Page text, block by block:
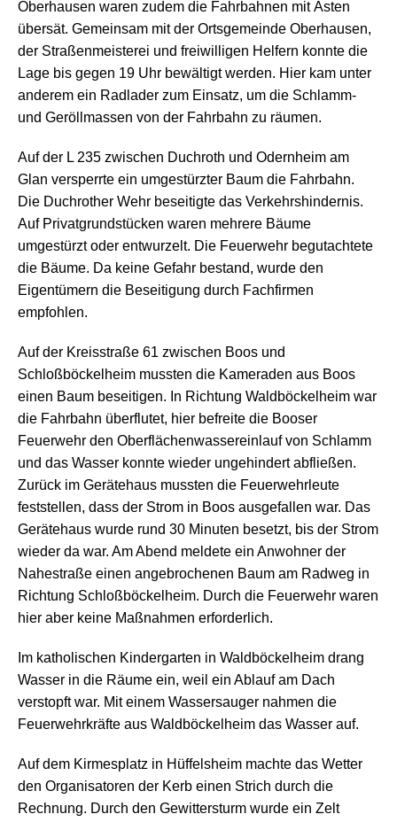
Oberhausen waren zudem die Fahrbahnen mit Ästen
übersät. Gemeinsam mit der Ortsgemeinde Oberhausen,
der Straßenmeisterei und freiwilligen Helfern konnte die
Lage bis gegen 19 Uhr bewältigt werden. Hier kam unter
anderem ein Radlader zum Einsatz, um die Schlamm-
und Geröllmassen von der Fahrbahn zu räumen.
Auf der L 235 zwischen Duchroth und Odernheim am
Glan versperrte ein umgestürzter Baum die Fahrbahn.
Die Duchrother Wehr beseitigte das Verkehrshindernis.
Auf Privatgrundstücken waren mehrere Bäume
umgestürzt oder entwurzelt. Die Feuerwehr begutachtete
die Bäume. Da keine Gefahr bestand, wurde den
Eigentümern die Beseitigung durch Fachfirmen
empfohlen.
Auf der Kreisstraße 61 zwischen Boos und
Schloßböckelheim mussten die Kameraden aus Boos
einen Baum beseitigen. In Richtung Waldböckelheim war
die Fahrbahn überflutet, hier befreite die Booser
Feuerwehr den Oberflächenwassereinlauf von Schlamm
und das Wasser konnte wieder ungehindert abfließen.
Zurück im Gerätehaus mussten die Feuerwehrleute
feststellen, dass der Strom in Boos ausgefallen war. Das
Gerätehaus wurde rund 30 Minuten besetzt, bis der Strom
wieder da war. Am Abend meldete ein Anwohner der
Nahestraße einen angebrochenen Baum am Radweg in
Richtung Schloßböckelheim. Durch die Feuerwehr waren
hier aber keine Maßnahmen erforderlich.
Im katholischen Kindergarten in Waldböckelheim drang
Wasser in die Räume ein, weil ein Ablauf am Dach
verstopft war. Mit einem Wassersauger nahmen die
Feuerwehrkräfte aus Waldböckelheim das Wasser auf.
Auf dem Kirmesplatz in Hüffelsheim machte das Wetter
den Organisatoren der Kerb einen Strich durch die
Rechnung. Durch den Gewittersturm wurde ein Zelt